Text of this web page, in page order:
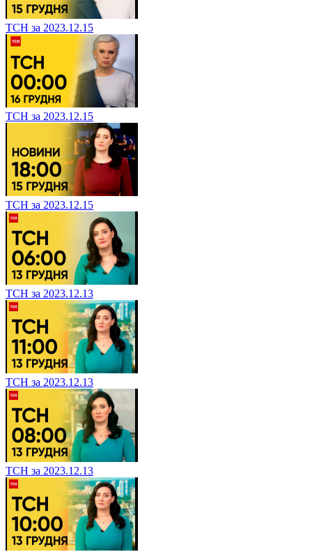
ТСН за 2023.12.15
ТСН за 2023.12.15
ТСН за 2023.12.15
ТСН за 2023.12.13
ТСН за 2023.12.13
ТСН за 2023.12.13